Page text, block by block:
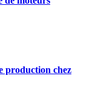
production chez